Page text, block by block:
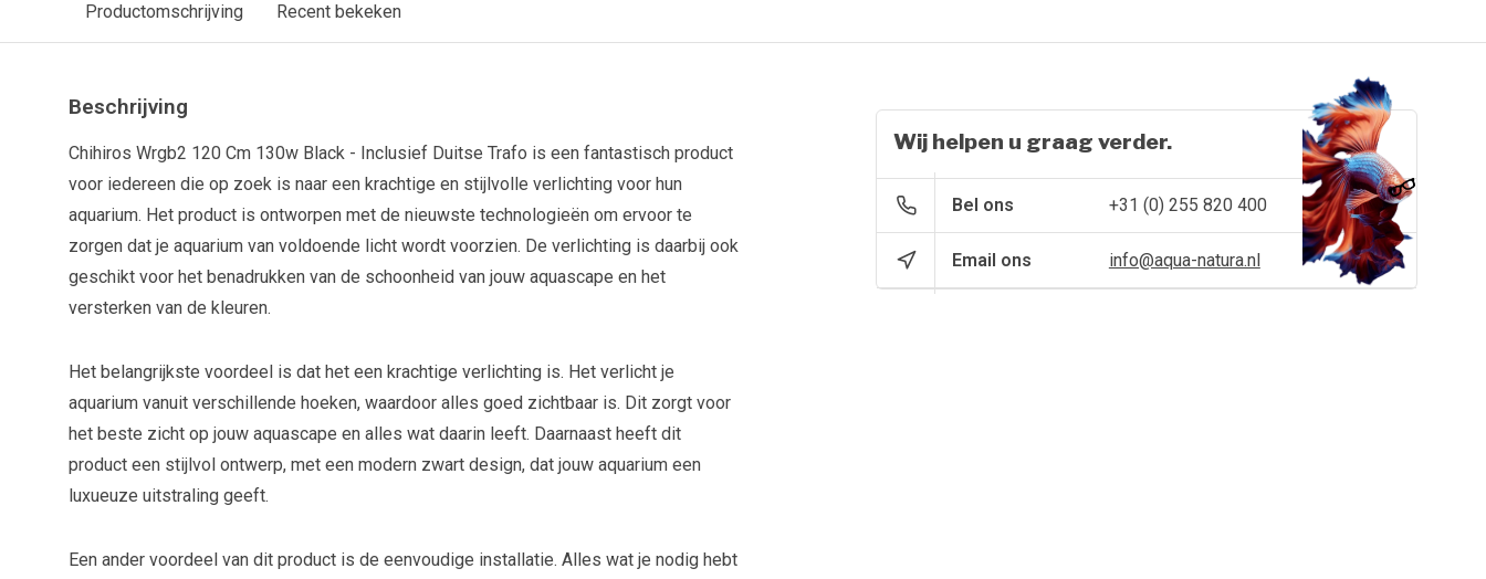
Productomschrijving Recent bekeken
Beschrijving
Chihiros Wrgb2 120 Cm 130w Black - Inclusief Duitse Trafo is een fantastisch product
voor iedereen die op zoek is naar een krachtige en stijlvolle verlichting voor hun
aquarium. Het product is ontworpen met de nieuwste technologieën om ervoor te
zorgen dat je aquarium van voldoende licht wordt voorzien. De verlichting is daarbij ook
geschikt voor het benadrukken van de schoonheid van jouw aquascape en het
versterken van de kleuren.
Het belangrijkste voordeel is dat het een krachtige verlichting is. Het verlicht je
aquarium vanuit verschillende hoeken, waardoor alles goed zichtbaar is. Dit zorgt voor
het beste zicht op jouw aquascape en alles wat daarin leeft. Daarnaast heeft dit
product een stijlvol ontwerp, met een modern zwart design, dat jouw aquarium een
luxueuze uitstraling geeft.
Een ander voordeel van dit product is de eenvoudige installatie. Alles wat je nodig hebt
Wij helpen u graag verder.
Bel ons +31 (0) 255 820 400
Email ons info@aqua-natura.nl